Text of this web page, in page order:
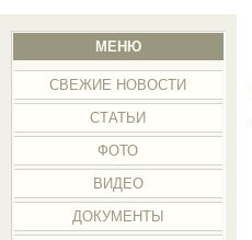
МЕНЮ
СВЕЖИЕ НОВОСТИ
СТАТЬИ
ФОТО
ВИДЕО
ДОКУМЕНТЫ